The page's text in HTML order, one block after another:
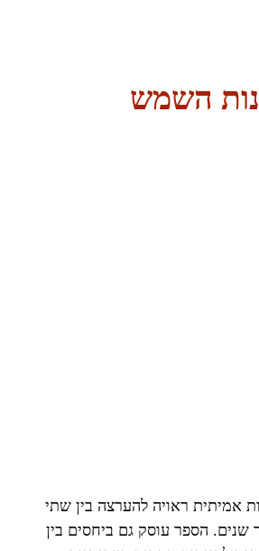
השמש
אמיתית ראויה להערצה בין שתי
שנים. הספר עוסק גם ביחסים בין